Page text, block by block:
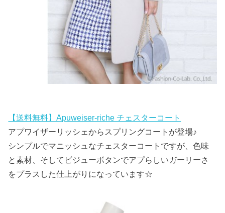
【送料無料】Apuweiser-riche チェスターコート
アプワイザーリッシェからスプリングコートが登場♪
シンプルでマニッシュなチェスターコートですが、色味
と素材、そしてビジューボタンでアプらしいガーリーさ
をプラスした仕上がりになっています☆